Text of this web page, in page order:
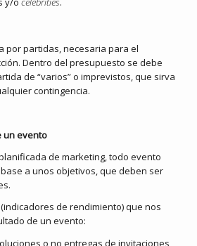
por partidas, necesaria para el
Dentro del presupuesto se debe
de “varios” o imprevistos, que sirva
contingencia.
un evento
de marketing, todo evento
a unos objetivos, que deben ser
de rendimiento) que nos
de un evento: